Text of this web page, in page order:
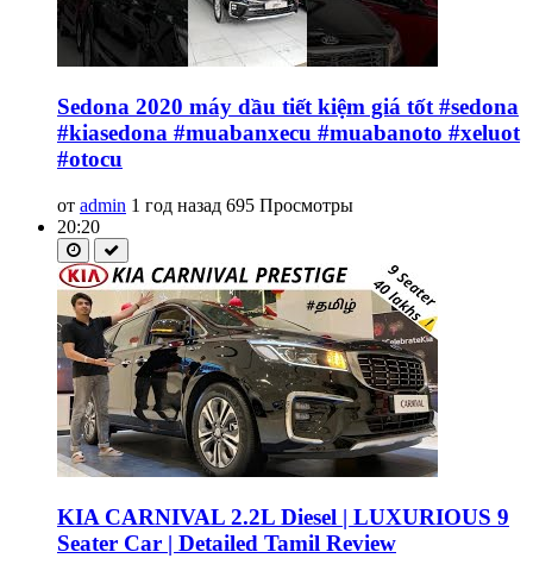
Sedona 2020 máy dầu tiết kiệm giá tốt #sedona
#kiasedona #muabanxecu #muabanoto #xeluot
#otocu
от admin 1 год назад 695 Просмотры
20:20
KIA CARNIVAL 2.2L Diesel | LUXURIOUS 9
Seater Car | Detailed Tamil Review